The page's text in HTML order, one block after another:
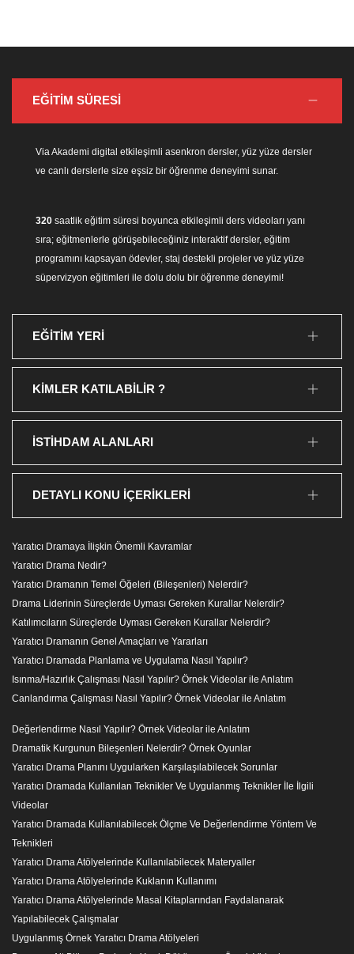
EĞİTİM SÜRESİ
Via Akademi digital etkileşimli asenkron dersler, yüz yüze dersler
ve canlı derslerle size eşsiz bir öğrenme deneyimi sunar.
320 saatlik eğitim süresi boyunca etkileşimli ders videoları yanı
sıra; eğitmenlerle görüşebileceğiniz interaktif dersler, eğitim
programını kapsayan ödevler, staj destekli projeler ve yüz yüze
süpervizyon eğitimleri ile dolu dolu bir öğrenme deneyimi!
EĞİTİM YERİ
KİMLER KATILABİLİR ?
İSTİHDAM ALANLARI
DETAYLI KONU İÇERİKLERİ
Yaratıcı Dramaya İlişkin Önemli Kavramlar
Yaratıcı Drama Nedir?
Yaratıcı Dramanın Temel Öğeleri (Bileşenleri) Nelerdir?
Drama Liderinin Süreçlerde Uyması Gereken Kurallar Nelerdir?
Katılımcıların Süreçlerde Uyması Gereken Kurallar Nelerdir?
Yaratıcı Dramanın Genel Amaçları ve Yararları
Yaratıcı Dramada Planlama ve Uygulama Nasıl Yapılır?
Isınma/Hazırlık Çalışması Nasıl Yapılır? Örnek Videolar ile Anlatım
Canlandırma Çalışması Nasıl Yapılır? Örnek Videolar ile Anlatım
Değerlendirme Nasıl Yapılır? Örnek Videolar ile Anlatım
Dramatik Kurgunun Bileşenleri Nelerdir? Örnek Oyunlar
Yaratıcı Drama Planını Uygularken Karşılaşılabilecek Sorunlar
Yaratıcı Dramada Kullanılan Teknikler Ve Uygulanmış Teknikler İle İlgili
Videolar
Yaratıcı Dramada Kullanılabilecek Ölçme Ve Değerlendirme Yöntem Ve
Teknikleri
Yaratıcı Drama Atölyelerinde Kullanılabilecek Materyaller
Yaratıcı Drama Atölyelerinde Kuklanın Kullanımı
Yaratıcı Drama Atölyelerinde Masal Kitaplarından Faydalanarak
Yapılabilecek Çalışmalar
Uygulanmış Örnek Yaratıcı Drama Atölyeleri